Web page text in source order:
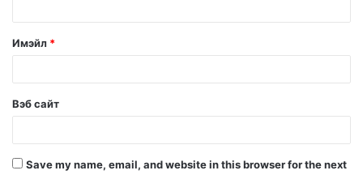
Имэйл *
Вэб сайт
Save my name, email, and website in this browser for the next